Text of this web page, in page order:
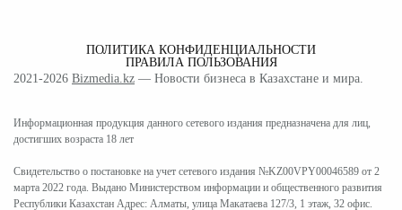
ПОЛИТИКА КОНФИДЕНЦИАЛЬНОСТИ
ПРАВИЛА ПОЛЬЗОВАНИЯ
2021-2026 Bizmedia.kz — Новости бизнеса в Казахстане и мира.
Информационная продукция данного сетевого издания предназначена для лиц,
достигших возраста 18 лет
Свидетельство о постановке на учет сетевого издания №KZ00VPY00046589 от 2
марта 2022 года. Выдано Министерством информации и общественного развития
Республики Казахстан Адрес: Алматы, улица Макатаева 127/3, 1 этаж, 32 офис.